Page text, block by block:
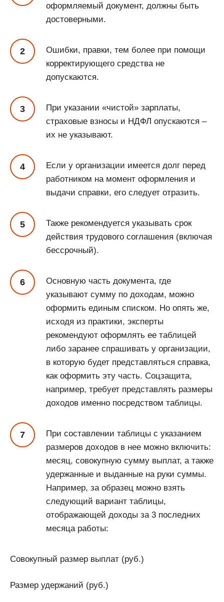
оформляемый документ, должны быть
достоверными.
Ошибки, правки, тем более при помощи
корректирующего средства не
допускаются.
При указании «чистой» зарплаты,
страховые взносы и НДФЛ опускаются –
их не указывают.
Если у организации имеется долг перед
работником на момент оформления и
выдачи справки, его следует отразить.
Также рекомендуется указывать срок
действия трудового соглашения (включая
бессрочный).
Основную часть документа, где
указывают сумму по доходам, можно
оформить единым списком. Но опять же,
исходя из практики, эксперты
рекомендуют оформлять ее таблицей
либо заранее спрашивать у организации,
в которую будет представляться справка,
как оформить эту часть. Соцзащита,
например, требует представлять размеры
доходов именно посредством таблицы.
При составлении таблицы с указанием
размеров доходов в нее можно включить:
месяц, совокупную сумму выплат, а также
удержанные и выданные на руки суммы.
Например, за образец можно взять
следующий вариант таблицы,
отображающей доходы за 3 последних
месяца работы:
Совокупный размер выплат (руб.)
Размер удержаний (руб.)